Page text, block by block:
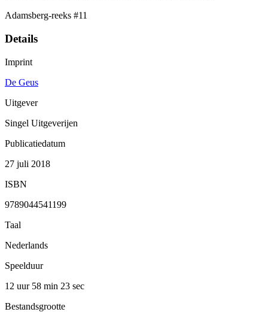
Adamsberg-reeks #11
Details
Imprint
De Geus
Uitgever
Singel Uitgeverijen
Publicatiedatum
27 juli 2018
ISBN
9789044541199
Taal
Nederlands
Speelduur
12 uur 58 min 23 sec
Bestandsgrootte